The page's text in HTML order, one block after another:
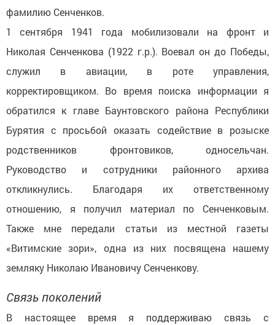
фамилию Сенченков.
1 сентября 1941 года мобилизовали на фронт и
Николая Сенченкова (1922 г.р.). Воевал он до Победы,
служил в авиации, в роте управления,
корректировщиком. Во время поиска информации я
обратился к главе Баунтовского района Республики
Бурятия с просьбой оказать содействие в розыске
родственников фронтовиков, односельчан.
Руководство и сотрудники районного архива
откликнулись. Благодаря их ответственному
отношению, я получил материал по Сенченковым.
Также мне передали статьи из местной газеты
«Витимские зори», одна из них посвящена нашему
земляку Николаю Ивановичу Сенченкову.
Связь поколений
В настоящее время я поддерживаю связь с